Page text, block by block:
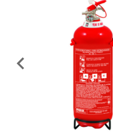
Previous